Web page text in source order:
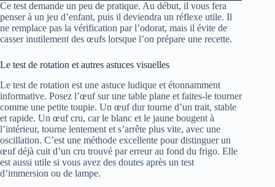
Ce test demande un peu de pratique. Au début, il vous fera
penser à un jeu d’enfant, puis il deviendra un réflexe utile. Il
ne remplace pas la vérification par l’odorat, mais il évite de
casser inutilement des œufs lorsque l’on prépare une recette.
Le test de rotation et autres astuces visuelles
Le test de rotation est une astuce ludique et étonnamment
informative. Posez l’œuf sur une table plane et faites-le tourner
comme une petite toupie. Un œuf dur tourne d’un trait, stable
et rapide. Un œuf cru, car le blanc et le jaune bougent à
l’intérieur, tourne lentement et s’arrête plus vite, avec une
oscillation. C’est une méthode excellente pour distinguer un
œuf déjà cuit d’un cru trouvé par erreur au fond du frigo. Elle
est aussi utile si vous avez des doutes après un test
d’immersion ou de lampe.